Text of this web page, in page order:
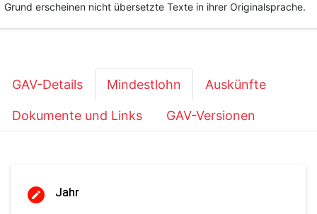
Grund erscheinen nicht übersetzte Texte in ihrer Originalsprache.
GAV-Details Mindestlohn Auskünfte
Dokumente und Links GAV-Versionen
Jahr